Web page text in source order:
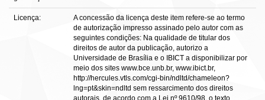
Licença:
A concessão da licença deste item refere-se ao termo
de autorização impresso assinado pelo autor com as
seguintes condições: Na qualidade de titular dos
direitos de autor da publicação, autorizo a
Universidade de Brasília e o IBICT a disponibilizar por
meio dos sites www.bce.unb.br, www.ibict.br,
http://hercules.vtls.com/cgi-bin/ndltd/chameleon?
lng=pt&skin=ndltd sem ressarcimento dos direitos
autorais, de acordo com a Lei nº 9610/98, o texto